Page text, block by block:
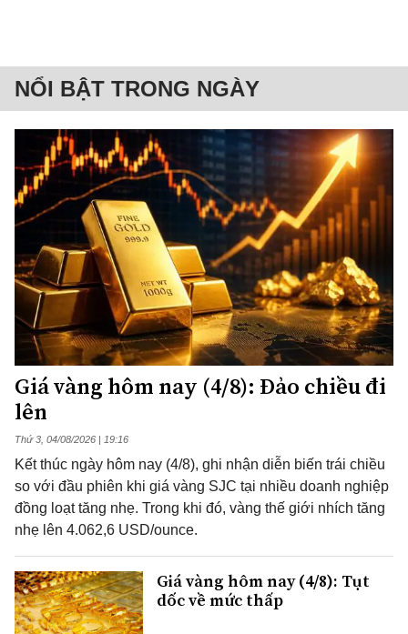
NỔI BẬT TRONG NGÀY
Giá vàng hôm nay (4/8): Đảo chiều đi
lên
Thứ 3, 04/08/2026 | 19:16
Kết thúc ngày hôm nay (4/8), ghi nhận diễn biến trái chiều
so với đầu phiên khi giá vàng SJC tại nhiều doanh nghiệp
đồng loạt tăng nhẹ. Trong khi đó, vàng thế giới nhích tăng
nhẹ lên 4.062,6 USD/ounce.
Giá vàng hôm nay (4/8): Tụt
dốc về mức thấp